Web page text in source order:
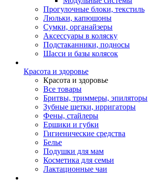
Прогулочные блоки, текстиль
Люльки, капюшоны
Сумки, органайзеры
Аксессуары в коляску
Подстаканники, подносы
Шасси и базы колясок
Красота и здоровье
Красота и здоровье
Все товары
Бритвы, триммеры, эпиляторы
Зубные щетки, ирригаторы
Фены, стайлеры
Ершики и губки
Гигиенические средства
Белье
Подушки для мам
Косметика для семьи
Лактационные чаи